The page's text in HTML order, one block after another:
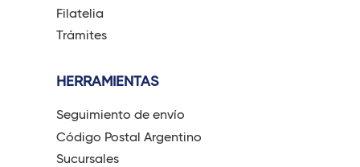
Filatelia
Trámites
HERRAMIENTAS
Seguimiento de envío
Código Postal Argentino
Sucursales